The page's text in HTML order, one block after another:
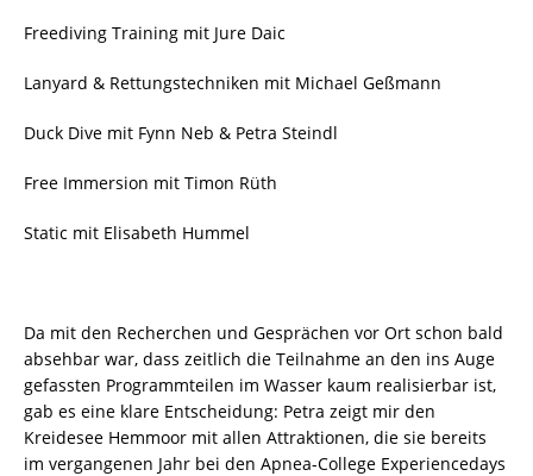
Freediving Training mit Jure Daic
Lanyard & Rettungstechniken mit Michael Geßmann
Duck Dive mit Fynn Neb & Petra Steindl
Free Immersion mit Timon Rüth
Static mit Elisabeth Hummel
Da mit den Recherchen und Gesprächen vor Ort schon bald
absehbar war, dass zeitlich die Teilnahme an den ins Auge
gefassten Programmteilen im Wasser kaum realisierbar ist,
gab es eine klare Entscheidung: Petra zeigt mir den
Kreidesee Hemmoor mit allen Attraktionen, die sie bereits
im vergangenen Jahr bei den Apnea-College Experiencedays